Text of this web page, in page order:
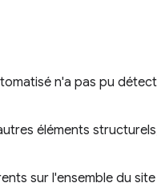
n'a pas pu
éléments
sur l'ensemble du